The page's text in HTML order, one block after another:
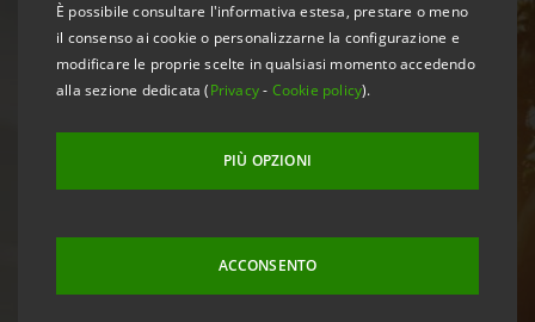
È possibile consultare l'informativa estesa, prestare o meno
il consenso ai cookie o personalizzarne la configurazione e
modificare le proprie scelte in qualsiasi momento accedendo
alla sezione dedicata (Privacy- Cookie policy).
PIÙ OPZIONI
ACCONSENTO